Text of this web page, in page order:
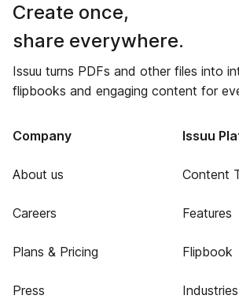
Create once,
share everywhere.
Issuu turns PDFs and other files into
flipbooks and engaging content for
Company
About us
Careers
Plans & Pricing
Press
Issuu
Content
Features
Flipbook
Industries